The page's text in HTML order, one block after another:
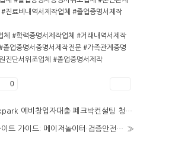
진료비내역서제작업체 #졸업증명서제작
체 #학력증명서제작업체 #거래내역서제작
졸업증명서증명서제작전문 #가족관계증명
진단서위조업체 #졸업증명서제작
0
상담탤래 peckpark 예비창업자대출 페크박컨설팅 청년보금자리대출 선불폰대출 청도군개인사업자창업작업대출 JOZ
2025 최신토토사이트 가이드: 메이저놀이터·검증안전놀이터만 추려서 소개 »